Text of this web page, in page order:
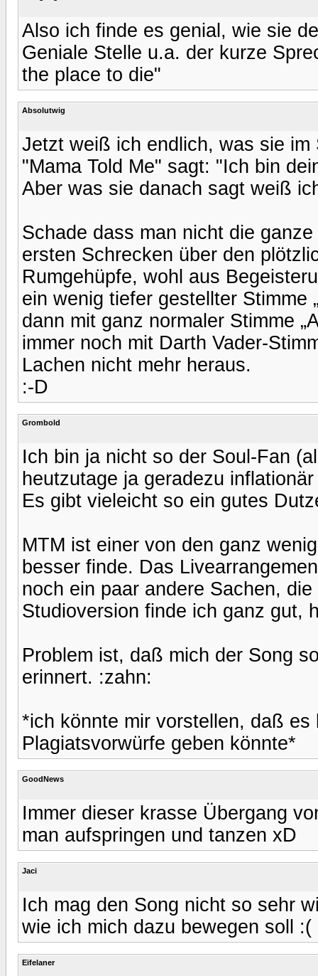
Also ich finde es genial, wie sie
Geniale Stelle u.a. der kurze
the place to die"
Absolutwig
Jetzt weiß ich endlich, was sie
"Mama Told Me" sagt: "Ich bin
Aber was sie danach sagt weiß
Schade dass man nicht die
ersten Schrecken über den
Rumgehüpfe, wohl aus
ein wenig tiefer gestellter Stimme
dann mit ganz normaler Stimme
immer noch mit Darth Vader-
Lachen nicht mehr heraus.
:-D
Grombold
Ich bin ja nicht so der Soul-Fan
heutzutage ja geradezu
Es gibt vieleicht so ein gutes
MTM ist einer von den ganz
besser finde. Das
noch ein paar andere Sachen,
Studioversion finde ich ganz gut,
Problem ist, daß mich der Song
erinnert. :zahn:
*ich könnte mir vorstellen, daß
Plagiatsvorwürfe geben könnte*
GoodNews
Immer dieser krasse Übergang
man aufspringen und tanzen xD
Jaci
Ich mag den Song nicht so sehr
wie ich mich dazu bewegen soll :(
Eifelaner